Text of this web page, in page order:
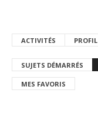
ACTIVITÉS PROFIL
SUJETS DÉMARRÉS
MES FAVORIS